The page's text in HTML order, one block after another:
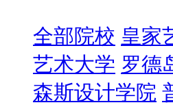
全部院校 皇家
艺术大学 罗德
森斯设计学院